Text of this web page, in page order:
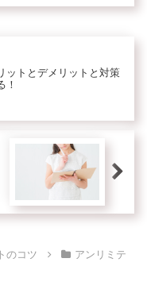
て話します。◆2025年1
ットとデメリットと対策
！
のコツ
アンリミテ